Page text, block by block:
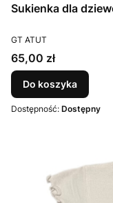
Sukienka dla
PRODUCENT
GT ATUT
Cena
65,00 zł
Do koszyka
Dostępność: Dostępny